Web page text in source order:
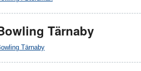
Tärnaby
Tärnaby